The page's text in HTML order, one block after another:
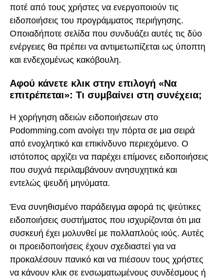
ποτέ από τους χρήστες να ενεργοποιούν τις
ειδοποιήσεις του προγράμματος περιήγησης.
Οποιαδήποτε σελίδα που συνδυάζει αυτές τις δύο
ενέργειες θα πρέπει να αντιμετωπίζεται ως ύποπτη
και ενδεχομένως κακόβουλη.
Αφού κάνετε κλικ στην επιλογή «Να
επιτρέπεται»: Τι συμβαίνει στη συνέχεια;
Η χορήγηση αδειών ειδοποιήσεων στο
Podomming.com ανοίγει την πόρτα σε μια σειρά
από ενοχλητικό και επικίνδυνο περιεχόμενο. Ο
ιστότοπος αρχίζει να παρέχει επίμονες ειδοποιήσεις
που συχνά περιλαμβάνουν ανησυχητικά και
εντελώς ψευδή μηνύματα.
Ένα συνηθισμένο παράδειγμα αφορά τις ψεύτικες
ειδοποιήσεις συστήματος που ισχυρίζονται ότι μια
συσκευή έχει μολυνθεί με πολλαπλούς ιούς. Αυτές
οι προειδοποιήσεις έχουν σχεδιαστεί για να
προκαλέσουν πανικό και να πιέσουν τους χρήστες
να κάνουν κλικ σε ενσωματωμένους συνδέσμους ή